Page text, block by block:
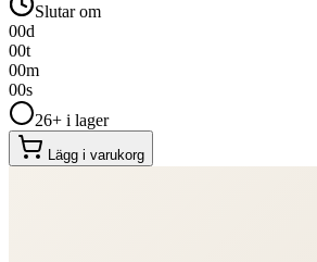
Slutar om
00d
00t
00m
00s
26+ i lager
Lägg i varukorg